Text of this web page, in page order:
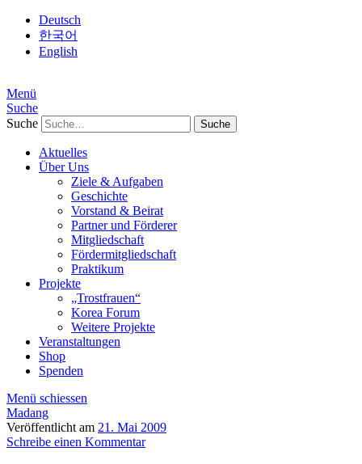
Deutsch
한국어
English
Menü
Suche
Suche
Aktuelles
Über Uns
Ziele & Aufgaben
Geschichte
Vorstand & Beirat
Partner und Förderer
Mitgliedschaft
Fördermitgliedschaft
Praktikum
Projekte
„Trostfrauen“
Korea Forum
Weitere Projekte
Veranstaltungen
Shop
Spenden
Menü schiessen
Madang
Veröffentlicht am 21. Mai 2009
Schreibe einen Kommentar